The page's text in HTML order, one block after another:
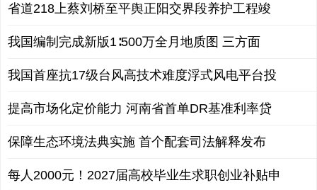
省道218上蔡刘桥至平舆正阳交界段养护工程竣
我国编制完成新版1∶500万全月地质图 三方面
我国首座抗17级台风高技术难度浮式风电平台投
提高市场化定价能力 河南省首单DR基准利率贷
保障生态环境法典实施 首个配套司法解释发布
每人2000元！2027届高校毕业生求职创业补贴申